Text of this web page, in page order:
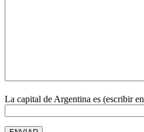
La capital de Argentina es (escribir